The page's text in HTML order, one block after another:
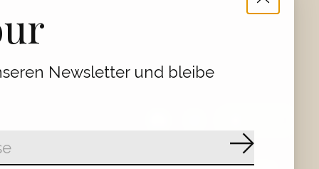
EUR
Newsletter und bleibe